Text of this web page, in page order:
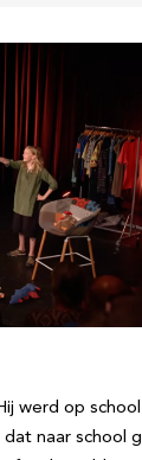
werd op
naar school